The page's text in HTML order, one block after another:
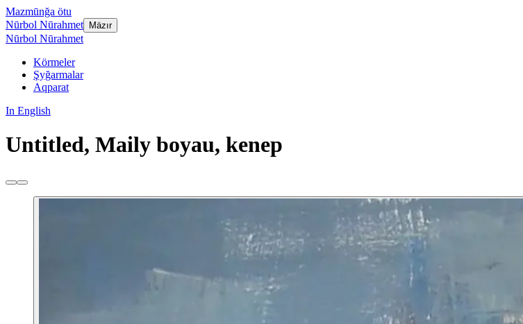
Mazmūnğa ötu
Nūrbol Nūrahmet
Mäzır
Nūrbol Nūrahmet
Körmeler
Şyğarmalar
Aqparat
In English
Untitled, Maily boyau, kenep